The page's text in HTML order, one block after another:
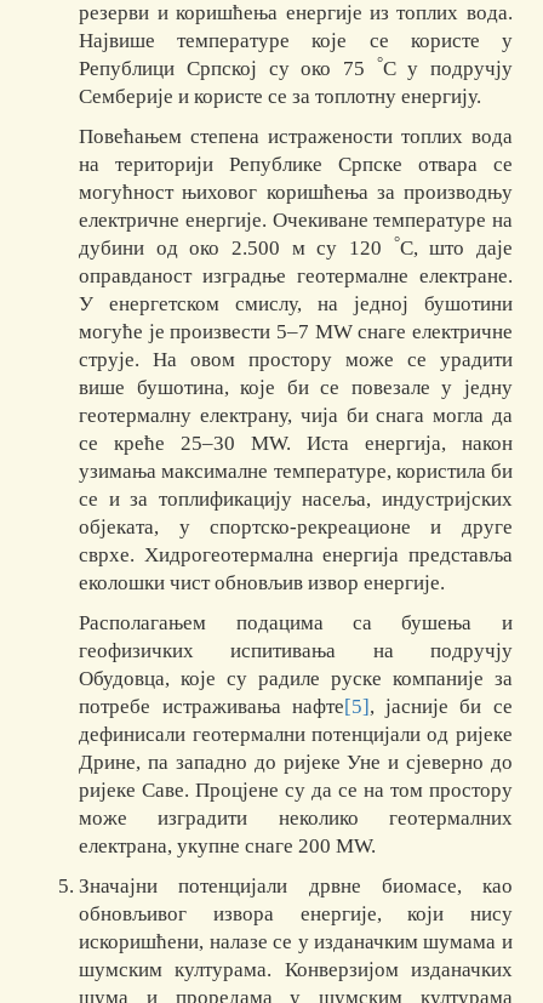
резерви и коришћења енергије из топлих вода.
Највише температуре које се користе у
Републици Српској су око 75
°C у подручју
Семберије и користе се за топлотну енергију.
Повећањем степена истражености топлих вода
на територији Републике Српске отвара се
могућност њиховог коришћења за производњу
електричне енергије. Очекиване температуре на
дубини од око 2.500 м су 120
°C, што даје
оправданост изградње геотермалне електране.
У енергетском смислу, на једној бушотини
могуће је произвести 5–7 MW снаге електричне
струје. На овом простору може се урадити
више бушотина, које би се повезале у једну
геотермалну електрану, чија би снага могла да
се креће 25–30 МW. Иста енергија, након
узимања максималне температуре, користила би
се и за топлификацију насеља, индустријских
објеката, у спортско-рекреационе и друге
сврхе. Хидрогеотермална енергија представља
еколошки чист обновљив извор енергије.
Располагањем подацима са бушења и
геофизичких испитивања на подручју
Обудовца, које су радиле руске компаније за
потребе истраживања нафте[5] , јaсније би се
дефинисали геотермални потенцијали од ријеке
Дрине, па западно до ријеке Уне и сјеверно до
ријеке Саве. Процјене су да се на том простору
може изградити неколико геотермалних
електрана, укупне снаге 200 МW.
Значајни потенцијали дрвне биомасе, као
обновљивог извора енергије, који нису
искоришћени, налазе се у изданачким шумама и
шумским културама. Конверзијом изданачких
шума и проредама у шумским културама